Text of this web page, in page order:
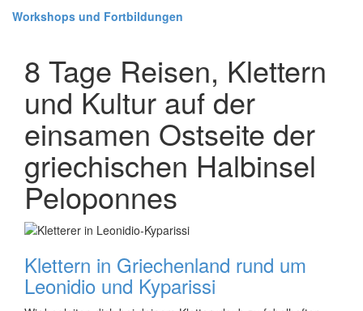
Workshops und Fortbildungen
8 Tage Reisen, Klettern
und Kultur auf der
einsamen Ostseite der
griechischen Halbinsel
Peloponnes
Klettern in Griechenland rund um
Leonidio und Kyparissi